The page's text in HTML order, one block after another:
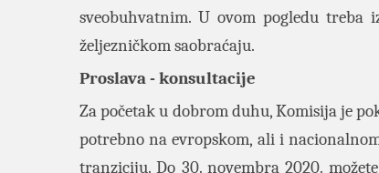
sveobuhvatnim. U ovom pogledu
željezničkom saobraćaju.
Proslava - konsultacije
Za početak u dobrom duhu, Komisija je
potrebno na evropskom, ali i
tranziciju. Do 30. novembra 2020.